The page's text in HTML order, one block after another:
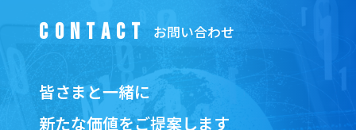
CONTACT
皆さまと一緒に
新たな価値をご提案します